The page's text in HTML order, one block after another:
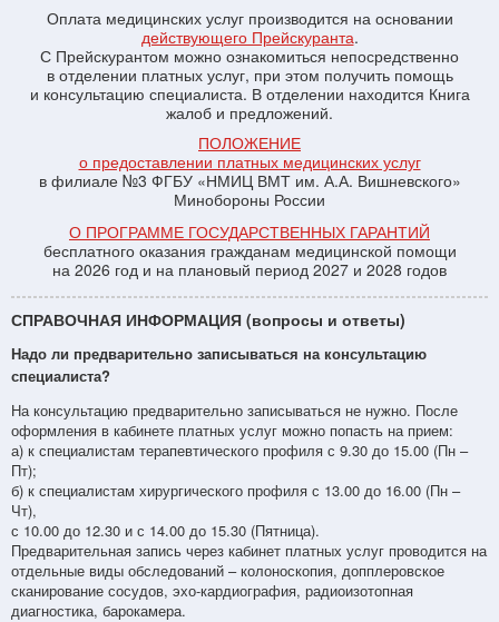
Оплата медицинских услуг производится на основании
действующего Прейскуранта.
С Прейскурантом можно ознакомиться непосредственно
в отделении платных услуг, при этом получить помощь
и консультацию специалиста. В отделении находится Книга
жалоб и предложений.
ПОЛОЖЕНИЕ
о предоставлении платных медицинских услуг
в филиале №3 ФГБУ «НМИЦ ВМТ им. А.А. Вишневского»
Минобороны России
О ПРОГРАММЕ ГОСУДАРСТВЕННЫХ ГАРАНТИЙ
бесплатного оказания гражданам медицинской помощи
на 2026 год и на плановый период 2027 и 2028 годов
СПРАВОЧНАЯ ИНФОРМАЦИЯ (вопросы и ответы)
Надо ли предварительно записываться на консультацию
специалиста?
На консультацию предварительно записываться не нужно. После
оформления в кабинете платных услуг можно попасть на прием:
а) к специалистам терапевтического профиля с 9.30 до 15.00 (Пн –
Пт);
б) к специалистам хирургического профиля с 13.00 до 16.00 (Пн –
Чт),
с 10.00 до 12.30 и с 14.00 до 15.30 (Пятница).
Предварительная запись через кабинет платных услуг проводится на
отдельные виды обследований – колоноскопия, допплеровское
сканирование сосудов, эхо-кардиография, радиоизотопная
диагностика, барокамера.